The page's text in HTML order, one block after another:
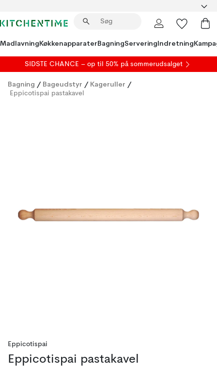
MadlavningKøkkenapparaterBagningServeringIndretning
SIDSTE CHANCE – op til 50% på sommerudsalget
Bagning / Bageudstyr / Kageruller /
Eppicotispai pastakavel
Eppicotispai
Eppicotispai pastakavel